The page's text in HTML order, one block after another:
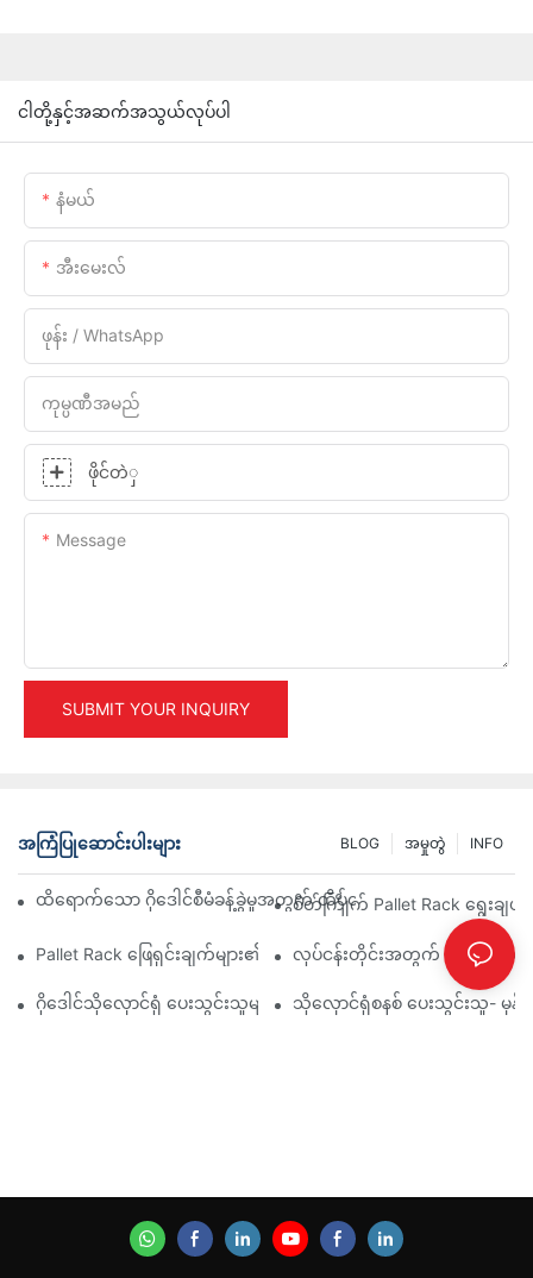
ငါတို့နှင့်အဆက်အသွယ်လုပ်ပါ
နံမယ်
အီးမေးလ်
ဖုန်း / WhatsApp
ကုမ္ပဏီအမည်
ဖိုင်တဲှ
Message
SUBMIT YOUR INQUIRY
အကြံပြုဆောင်းပါးများ INFO
အမှုတွဲ
BLOG
ထိရောက်သော ဂိုဒေါင်စီမံခန့်ခွဲမှုအတွက် ထိပ်တန်းစက်မှုလုပ်ငန်းသုံး
စိတ်ကြိုက် Pallet Rack ရွေးချ
Pallet Rack ဖြေရှင်းချက်များ၏ အနာဂတ်- ခေတ်ရေစီးကြောင်းမျာ
လုပ်ငန်းတိုင်းအတွက် ထိရောက်သော
ဂိုဒေါင်သိုလှောင်ရုံ ပေးသွင်းသူများ- ရှာဖွေရမည့်အရာများ
သိုလှောင်ရုံစနစ် ပေးသွင်းသူ- မှ